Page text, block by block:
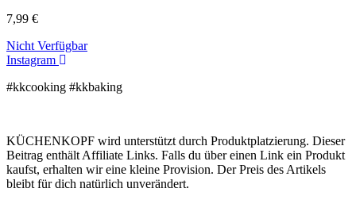
7,99 €
Nicht Verfügbar
Instagram
#kkcooking #kkbaking
KÜCHENKOPF wird unterstützt durch Produktplatzierung. Dieser
Beitrag enthält Affiliate Links. Falls du über einen Link ein Produkt
kaufst, erhalten wir eine kleine Provision. Der Preis des Artikels
bleibt für dich natürlich unverändert.